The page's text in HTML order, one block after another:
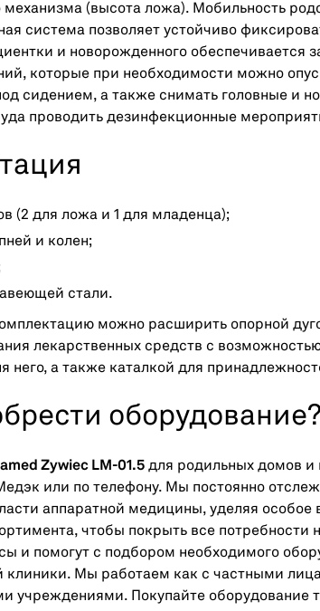
механизма (высота ложа). Мобильность
система позволяет устойчиво
и новорожденного обеспечивается
которые при необходимости можно
сидением, а также снимать головные и
проводить дезинфекционные
(2 для ложа и 1 для младенца);
и колен;
стали.
можно расширить опорной
лекарственных средств с
него, а также каталкой для
оборудование?
Zywiec LM-01.5 для родильных домов и
или по телефону. Мы постоянно
аппаратной медицины, уделяя особое
чтобы покрыть все
и помогут с подбором необходимого
клиники. Мы работаем как с частными
учреждениями. Покупайте оборудование